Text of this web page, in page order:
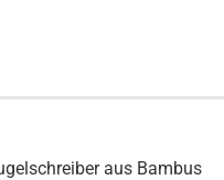
aus Bambus